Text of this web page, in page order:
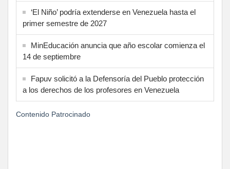
‘El Niño’ podría extenderse en Venezuela hasta el
primer semestre de 2027
MinEducación anuncia que año escolar comienza el
14 de septiembre
Fapuv solicitó a la Defensoría del Pueblo protección
a los derechos de los profesores en Venezuela
Contenido Patrocinado